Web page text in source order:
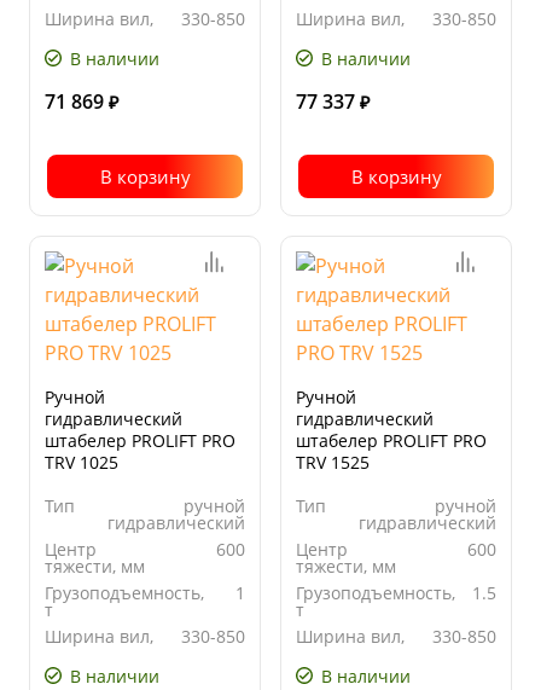
Ширина вил,
330-850
В наличии
71 869 ₽
В корзину
Ширина вил,
330-850
В наличии
77 337 ₽
В корзину
Ручной
гидравлический
штабелер PROLIFT PRO
TRV 1025
Тип
ручной
гидравлический
Центр
тяжести, мм
600
Грузоподъемность,
т
1
Ширина вил,
330-850
В наличии
Ручной
гидравлический
штабелер PROLIFT PRO
TRV 1525
Тип
ручной
гидравлический
Центр
тяжести, мм
600
Грузоподъемность,
т
1.5
Ширина вил,
330-850
В наличии